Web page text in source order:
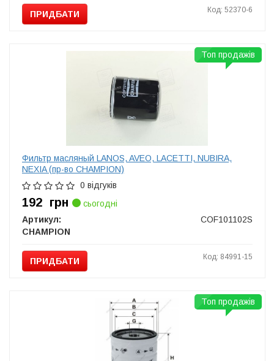
ПРИДБАТИ Код: 52370-6
Фильтр масляный LANOS, AVEO, LACETTI, NUBIRA,
NEXIA (пр-во CHAMPION)
0 відгуків
192 грн
сьогодні
Артикул:
COF101102S
CHAMPION
ПРИДБАТИ Код: 84991-15
Топ продажів
Топ продажів